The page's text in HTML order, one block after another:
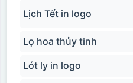
Lịch Tết in logo
Lọ hoa thủy tinh
Lót ly in logo